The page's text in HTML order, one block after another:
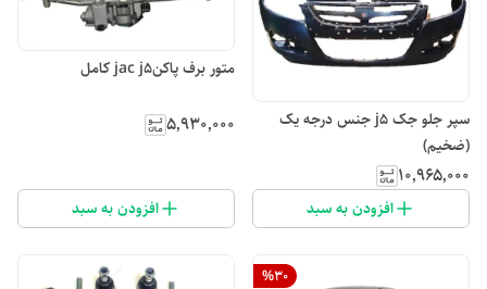
سپر جلو جک j5 جنس درجه یک
(ضخیم)
۱۰٬۹۶۵٬۰۰۰
افزودن به سبد
متور برف پاکنjac j5 کامل
۵٬۹۳۰٬۰۰۰
افزودن به سبد
%30